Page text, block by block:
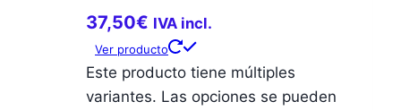
37,50€ IVA incl.
Ver producto
Este producto tiene múltiples
variantes. Las opciones se pueden